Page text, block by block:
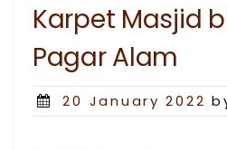
Karpet Masjid
Pagar Alam
Posted
20 January 2022